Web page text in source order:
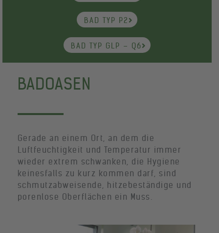
BAD TYP P2
BAD TYP GLP – Q6
BADOASEN
Gerade an einem Ort, an dem die
Luftfeuchtigkeit und Temperatur immer
wieder extrem schwanken, die Hygiene
keinesfalls zu kurz kommen darf, sind
schmutzabweisende, hitzebeständige und
porenlose Oberflächen ein Muss.